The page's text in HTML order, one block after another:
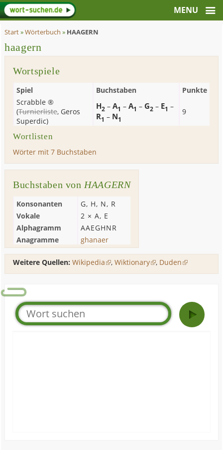
Start»Wörterbuch » HAAGERN
haagern
Wortspiele
Spiel Buchstaben
Punkte
Scrabble ®
(Turnierliste, Geros
Superdic)
H2 –A1 –A1 – G2 – E1 –
R1 – N1
9
Wortlisten
Wörter mit 7 Buchstaben
Buchstaben von HAAGERN
Konsonanten G, H, N, R
Vokale
2 ×A, E
Alphagramm
AAEGHNR
Anagramme
ghanaer
Weitere Quellen: Wikipedia ,Wiktionary , Duden